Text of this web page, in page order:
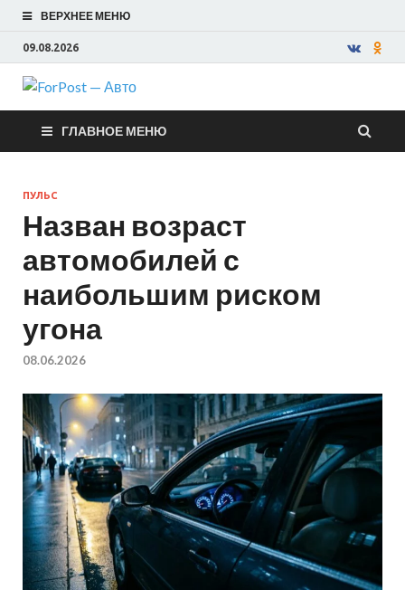
ВЕРХНЕЕ МЕНЮ
09.08.2026
ForPost —
Авто
ГЛАВНОЕ МЕНЮ
ПУЛЬС
Назван возраст
автомобилей с
наибольшим риском
угона
08.06.2026